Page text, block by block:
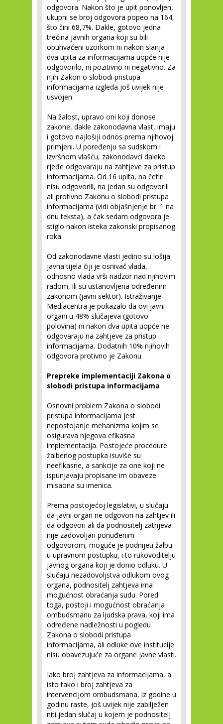
odgovora. Nakon što je upit ponovljen,
ukupni se broj odgovora popeo na 164,
što čini 68,7%. Dakle, gotovo jedna
trećina javnih organa koji su bili
obuhvaćeni uzorkom ni nakon slanja
dva upita za informacijama uopće nije
odgovorilo, ni pozitivno ni negativno. Za
njih Zakon o slobodi pristupa
informacijama izgleda još uvijek nije
usvojen.
Na žalost, upravo oni koji donose
zakone, dakle zakonodavna vlast, imaju
i gotovo najlošiji odnos prema njihovoj
primjeni. U poređenju sa sudskom i
izvršnom vlašću, zakonodavci daleko
rjeđe odgovaraju na zahtjeve za pristup
informacijama. Od 16 upita, na četiri
nisu odgovorili, na jedan su odgovorili
ali protivno Zakonu o slobodi pristupa
informacijama (vidi objašnjenje br. 1 na
dnu teksta), a čak sedam odgovora je
stiglo nakon isteka zakonski propisanog
roka.
Od zakonodavne vlasti jedino su lošija
javna tijela čiji je osnivač vlada,
odnosno vlada vrši nadzor nad njihovim
radom, ili su ustanovljena određenim
zakonom (javni sektor). Istraživanje
Mediacentra je pokazalo da ovi javni
organi u 48% slučajeva (gotovo
polovina) ni nakon dva upita uopće ne
odgovaraju na zahtjeve za pristup
informacijama. Dodatnih 10% njihovih
odgovora protivno je Zakonu.
Prepreke implementaciji Zakona o
slobodi pristupa informacijama
Osnovni problem Zakona o slobodi
pristupa informacijama jest
nepostojanje mehanizma kojim se
osigurava njegova efikasna
implementacija. Postojeće procedure
žalbenog postupka isuviše su
neefikasne, a sankcije za one koji ne
ispunjavaju propisane im obaveze
misaona su imenica.
Prema postojećoj legislativi, u slučaju
da javni organ ne odgovori na zahtjev ili
da odgovori ali da podnositelj zathjeva
nije zadovoljan ponuđenim
odgovorom, moguće je podnijeti žalbu
u upravnom postupku, i to rukovoditelju
javnog organa koji je donio odluku. U
slučaju nezadovoljstva odlukom ovog
organa, podnositelj zahtjeva ima
mogućnost obraćanja sudu. Pored
toga, postoji i mogućnost obraćanja
ombudsmanu za ljudska prava, koji ima
određene nadležnosti u pogledu
Zakona o slobodi pristupa
informacijama, ali odluke ove institucije
nisu obavezujuće za organe javne vlasti.
Iako broj zahtjeva za informacijama, a
isto tako i broj zahtjeva za
intervencijom ombudsmana, iz godine u
godinu raste, još uvijek nije zabilježen
niti jedan slučaj u kojem je podnositelj